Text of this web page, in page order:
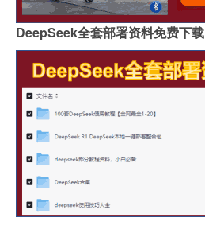
DeepSeek全套部署资料免费下载